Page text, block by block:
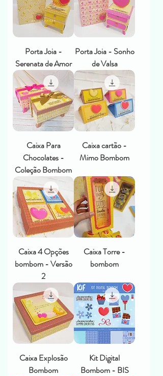
Porta Joia -
Serenata de Amor
Porta Joia - Sonho
de Valsa
Caixa Para
Chocolates -
Coleção Bombom
Caixa cartão -
Mimo Bombom
Caixa 4 Opções
bombom - Versão
2
Caixa Torre -
bombom
Caixa Explosão
Bombom
Kit Digital
Bombom - BIS